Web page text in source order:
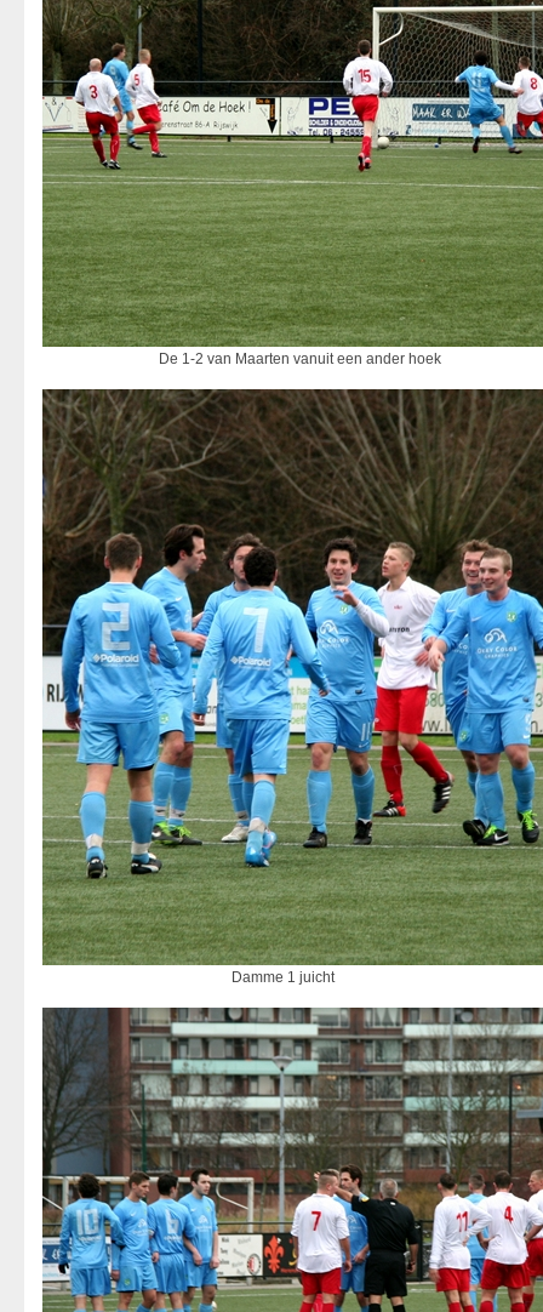
De 1-2 van Maarten vanuit een ander hoek
Damme 1 juicht